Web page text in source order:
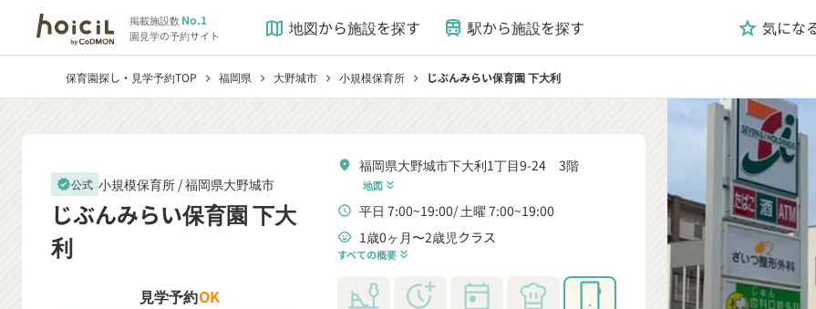
掲載施設数No.1
園見学の予約サイト map 地図から施設を探す train 駅から施設を探す grade 気にな
保育園探し・見学予約TOP chevron_right 福岡県 chevron_right 大野城市 chevron_right 小規模保育所 chevron_right じぶんみらい保育園 下大利
verified公式 小規模保育所 /福岡県大野城市
じぶんみらい保育園 下大
利
見学予約OK
location_on 福岡県大野城市下大利1丁目9-24 3階
地図 keyboard_double_arrow_down
schedule 平日 7:00~19:00 土曜 7:00~19:00
child_care 1歳0ヶ月〜2歳児クラス
すべての概要 keyboard_double_arrow_down